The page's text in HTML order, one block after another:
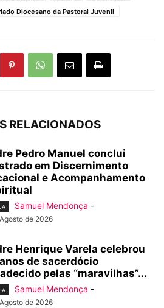
Diocesano da Pastoral Juvenil
RELACIONADOS
Pedro Manuel conclui
em Discernimento
e Acompanhamento
Samuel Mendonça -
de 2026
Henrique Varela celebrou
de sacerdócio
pelas “maravilhas”...
Samuel Mendonça -
de 2026